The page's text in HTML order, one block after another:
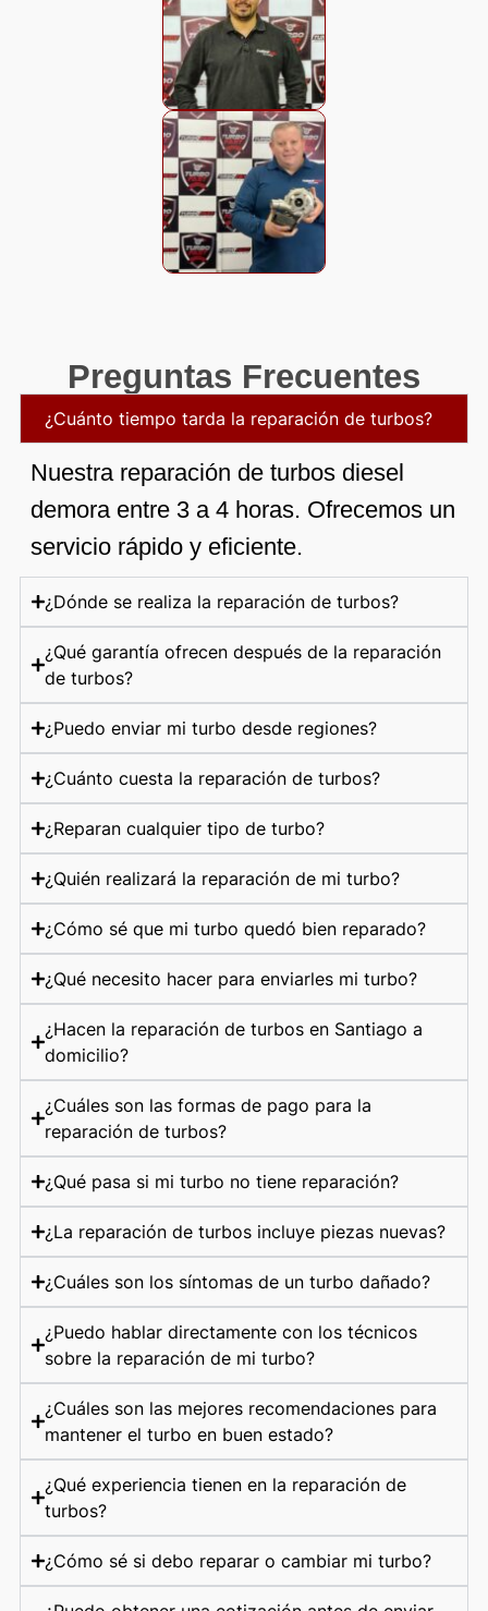
Preguntas Frecuentes
¿Cuánto tiempo tarda la reparación de turbos?
Nuestra reparación de turbos diesel
demora entre 3 a 4 horas. Ofrecemos un
servicio rápido y eficiente.
¿Dónde se realiza la reparación de turbos?
¿Qué garantía ofrecen después de la reparación
de turbos?
¿Puedo enviar mi turbo desde regiones?
¿Cuánto cuesta la reparación de turbos?
¿Reparan cualquier tipo de turbo?
¿Quién realizará la reparación de mi turbo?
¿Cómo sé que mi turbo quedó bien reparado?
¿Qué necesito hacer para enviarles mi turbo?
¿Hacen la reparación de turbos en Santiago a
domicilio?
¿Cuáles son las formas de pago para la
reparación de turbos?
¿Qué pasa si mi turbo no tiene reparación?
¿La reparación de turbos incluye piezas nuevas?
¿Cuáles son los síntomas de un turbo dañado?
¿Puedo hablar directamente con los técnicos
sobre la reparación de mi turbo?
¿Cuáles son las mejores recomendaciones para
mantener el turbo en buen estado?
¿Qué experiencia tienen en la reparación de
turbos?
¿Cómo sé si debo reparar o cambiar mi turbo?